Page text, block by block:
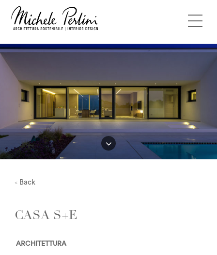
< Back
CASA S+E
ARCHITETTURA